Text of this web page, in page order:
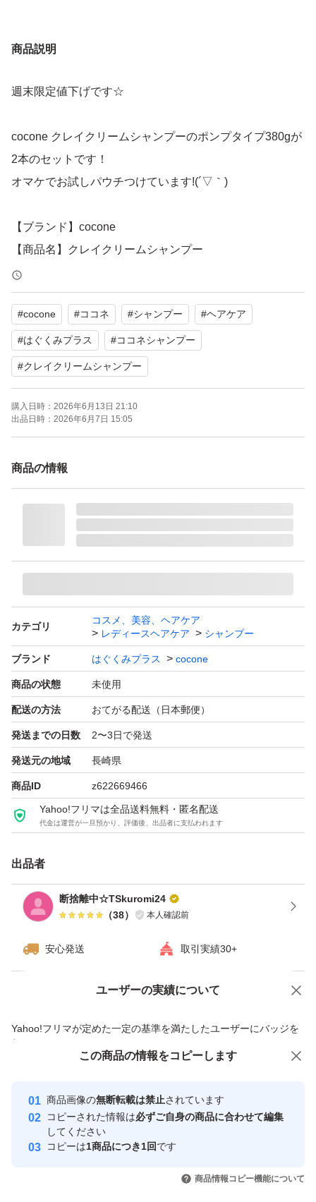
商品説明
週末限定値下げです☆
cocone クレイクリームシャンプーのポンプタイプ380gが
2本のセットです！
オマケでお試しパウチつけています!(´▽｀)
【ブランド】cocone
【商品名】クレイクリームシャンプー
【容量】380g（ポンプタイプ）
【付属品】お試しパウチ
【商品の状態】未使用
よろしくお願いいたします。
他のフリマサイトでも出品していますので、売切れる場合
#cocone #ココネ #シャンプー #ヘアケア
#はぐくみプラス #ココネシャンプー
#クレイクリームシャンプー
購入日時： 2026年6月13日 21:10
出品日時： 2026年6月7日 15:05
商品の情報
カテゴリ
コスメ、美容、ヘアケア
レディースヘアケア
シャンプー
ブランド はぐくみプラス cocone
商品の状態 未使用
配送の方法 おてがる配送（日本郵便）
発送までの日数 2〜3日で発送
発送元の地域 長崎県
商品ID z622669466
Yahoo!フリマは全品送料無料・匿名配送
代金は運営が一旦預かり、評価後、出品者に支払われます
出品者
断捨離中☆TSkuromi24
（38） 本人確認前
安心発送 取引実績30+
ユーザーの実績について
Yahoo!フリマが定めた一定の基準を満たしたユーザーにバッジを
付与しています
安心取引出品者
心・安全なユーザーです
取引実績
引を完了させた実績があります
価格の相談 商品への質問
この商品の情報をコピーします
商品画像の無断転載は禁止されています
コピーされた情報は必ずご自身の商品に合わせて編集
してください
コピーは1商品につき1回です
商品情報コピー機能について
この商品をみている人にオススメ